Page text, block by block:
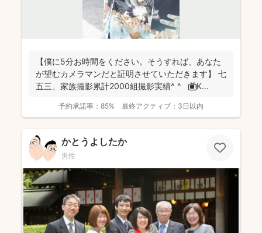
【僕に5分お時間をください。そうすれば、あなた
が望むカメラマンだと証明させていただきます】 七
五三、家族撮影累計2000組撮影実績^ ^ 📺K...
予約承諾率： 85% 最終アクティブ： 3日以内
かとうよしたか
男性